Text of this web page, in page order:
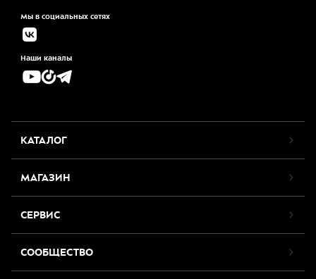
Мы в социальных сетях
Наши каналы
КАТАЛОГ
МАГАЗИН
СЕРВИС
СООБЩЕСТВО